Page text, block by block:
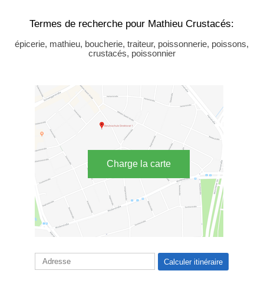
Termes de recherche pour Mathieu Crustacés:
épicerie, mathieu, boucherie, traiteur, poissonnerie, poissons,
crustacés, poissonnier
Charge la carte